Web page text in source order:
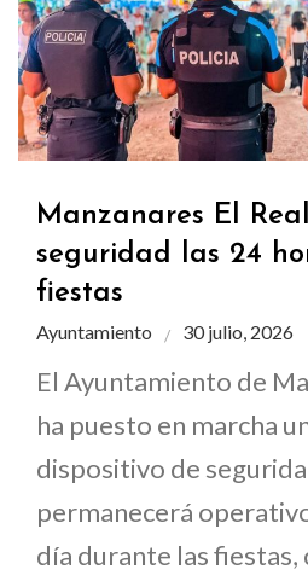
Manzanares El
seguridad las 24
fiestas
Ayuntamiento 30 julio, 2026
El Ayuntamiento de
ha puesto en marcha
dispositivo de
permanecerá
día durante las